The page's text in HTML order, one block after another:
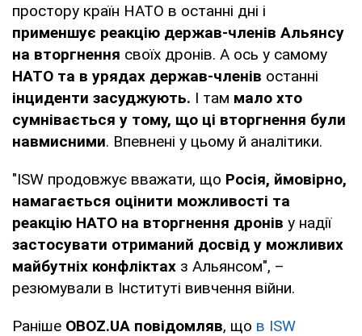
простору країн НАТО в останні дні і
применшує реакцію держав-членів Альянсу
на вторгнення своїх дронів. А ось у самому
НАТО та в урядах держав-членів останні
інциденти засуджують. І там мало хто
сумнівається у тому, що ці вторгнення були
навмисними. Впевнені у цьому й аналітики.
"ISW продовжує вважати, що Росія, ймовірно,
намагається оцінити можливості та
реакцію НАТО на вторгнення дронів у надії
застосувати отриманий досвід у можливих
майбутніх конфліктах з Альянсом", –
резюмували в Інституті вивчення війни.
Раніше OBOZ.UA повідомляв, що в ISW